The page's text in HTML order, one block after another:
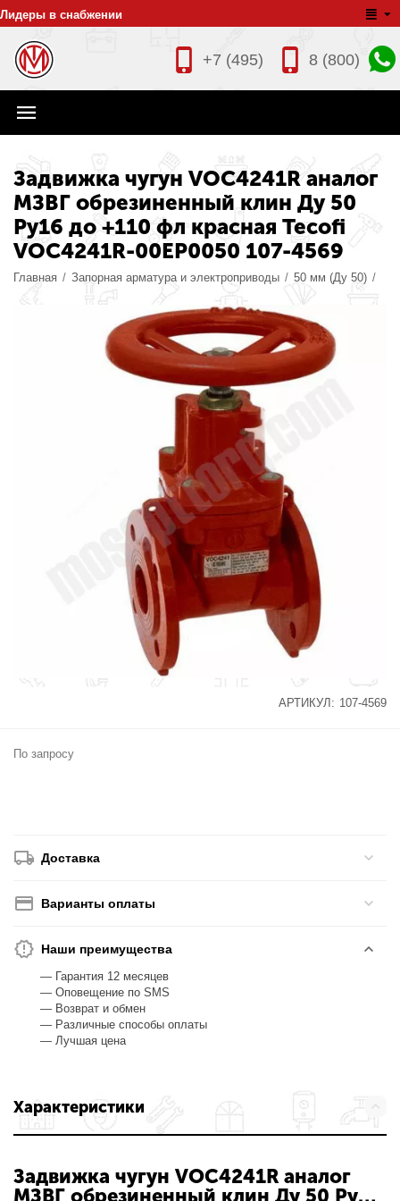
Лидеры в снабжении
8 (800)
+7 (495)
Задвижка чугун VOC4241R аналог
МЗВГ обрезиненный клин Ду 50
Ру16 до +110 фл красная Tecofi
VOC4241R-00EP0050 107-4569
Главная / Запорная арматура и электроприводы / 50 мм (Ду 50) /
АРТИКУЛ: 107-4569
По запросу
Доставка
Варианты оплаты
Наши преимущества
— Гарантия 12 месяцев
— Оповещение по SMS
— Возврат и обмен
— Различные способы оплаты
— Лучшая цена
Характеристики
Задвижка чугун VOC4241R аналог